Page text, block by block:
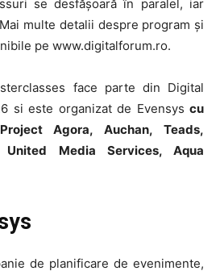
se desfășoară în paralel, iar
multe detalii despre program și
pe www.digitalforum.ro.
face parte din Digital
si este organizat de Evensys cu
Agora, Auchan, Teads,
United Media Services, Aqua
de planificare de evenimente,